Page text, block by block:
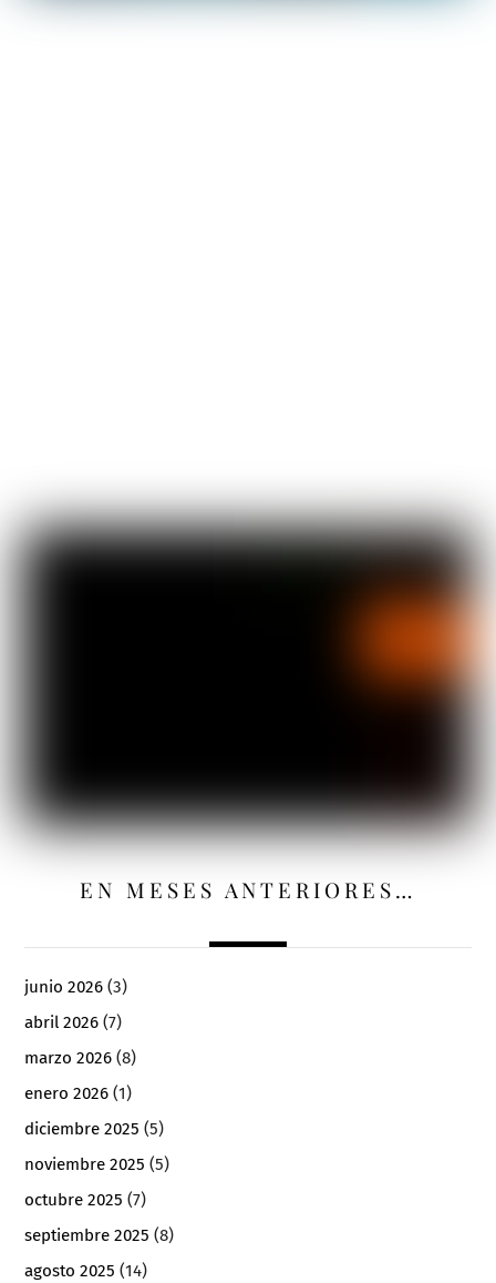
EN MESES ANTERIORES…
junio 2026 (3)
abril 2026 (7)
marzo 2026 (8)
enero 2026 (1)
diciembre 2025 (5)
noviembre 2025 (5)
octubre 2025 (7)
septiembre 2025 (8)
agosto 2025 (14)